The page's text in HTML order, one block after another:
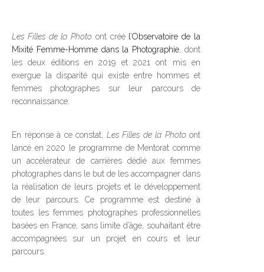
Les Filles de la Photo ont créé l’Observatoire de la
Mixité Femme-Homme dans la Photographie, dont
les deux éditions en 2019 et 2021 ont mis en
exergue la disparité qui existe entre hommes et
femmes photographes sur leur parcours de
reconnaissance.
En réponse à ce constat, Les Filles de la Photoont
lancé en 2020 le programme de Mentorat comme
un accélérateur de carrières dédié aux femmes
photographes dans le but de les accompagner dans
la réalisation de leurs projets et le développement
de leur parcours. Ce programme est destiné à
toutes les femmes photographes professionnelles
basées en France, sans limite d’âge, souhaitant être
accompagnées sur un projet en cours et leur
parcours.